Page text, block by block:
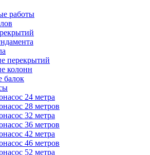
работы
перекрытий
колонн
балок
24 метра
28 метров
32 метра
36 метров
42 метра
46 метров
52 метра